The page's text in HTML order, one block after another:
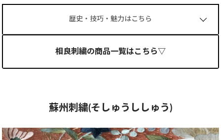
歴史・技巧・魅力はこちら
相良刺繍の商品一覧はこちら▽
蘇州刺繍(そしゅうししゅう)